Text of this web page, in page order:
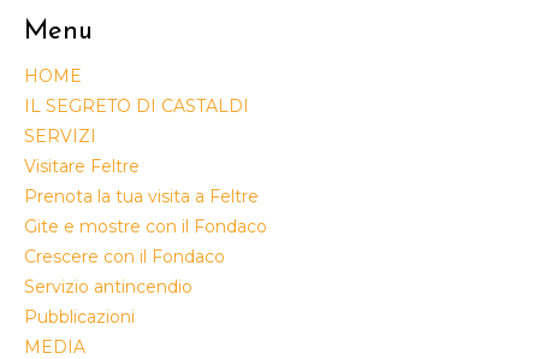
Menu
HOME
IL SEGRETO DI CASTALDI
SERVIZI
Visitare Feltre
Prenota la tua visita a Feltre
Gite e mostre con il Fondaco
Crescere con il Fondaco
Servizio antincendio
Pubblicazioni
MEDIA